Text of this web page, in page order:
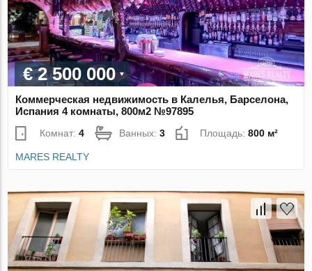
€ 2 500 000
Коммерческая недвижимость в Калелья, Барселона,
Испания 4 комнаты, 800м2 №97895
Комнат:4 Ванных:3 Площадь:800 м²
MARES REALTY